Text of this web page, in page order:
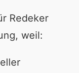
Redeker
weil: